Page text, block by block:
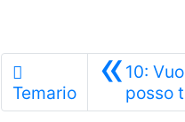
Temario «10:
posso